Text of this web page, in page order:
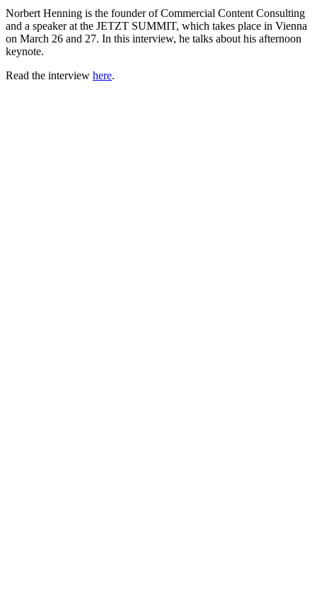
Norbert Henning is the founder of Commercial Content Consulting
and a speaker at the JETZT SUMMIT, which takes place in Vienna
on March 26 and 27. In this interview, he talks about his afternoon
keynote.
Read the interview here.